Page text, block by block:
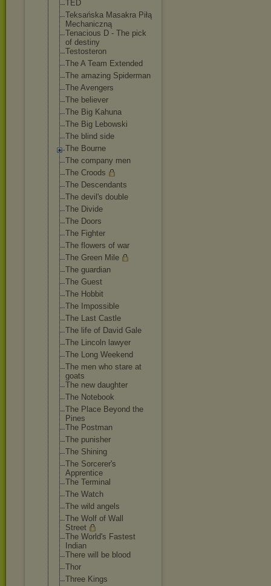
TED
Teksańska Masakra Piłą
Mechaniczną
Tenacious D - The pick
of destiny
Testosteron
The A Team Extended
The amazing Spiderman
The Avengers
The believer
The Big Kahuna
The Big Lebowski
The blind side
The Bourne
The company men
The Croods
The Descendants
The devil's double
The Divide
The Doors
The Fighter
The flowers of war
The Green Mile
The guardian
The Guest
The Hobbit
The Impossible
The Last Castle
The life of David Gale
The Lincoln lawyer
The Long Weekend
The men who stare at
goats
The new daughter
The Notebook
The Place Beyond the
Pines
The Postman
The punisher
The Shining
The Sorcerer's
Apprentice
The Terminal
The Watch
The wild angels
The Wolf of Wall
Street
The World's Fastest
Indian
There will be blood
Thor
Three Kings